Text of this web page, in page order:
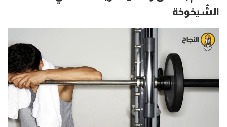
الشّيخوخة